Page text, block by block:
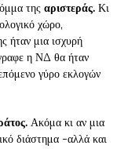
της αριστεράς. Κι
χώρο,
ήταν μια ισχυρή
η ΝΔ θα ήταν
γύρο εκλογών
Ακόμα κι αν μια
διάστημα -αλλά και